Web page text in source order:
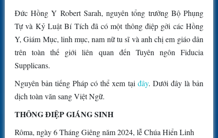
Đức Hồng Y Robert Sarah, nguyên tổng trưởng Bộ Phụng
Tự và Kỷ Luật Bí Tích đã có một thông điệp gởi các Hồng
Y, Giám Mục, linh mục, nam nữ tu sĩ và anh chị em giáo dân
trên toàn thế giới liên quan đến Tuyên ngôn Fiducia
Supplicans.
Nguyên bản tiếng Pháp có thể xem tại đây. Dưới đây là bản
dịch toàn văn sang Việt Ngữ.
THÔNG ĐIỆP GIÁNG SINH
Rôma, ngày 6 Tháng Giêng năm 2024, lễ Chúa Hiển Linh